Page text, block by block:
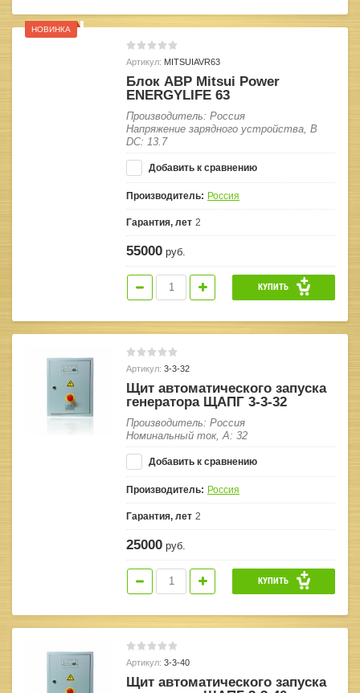
НОВИНКА
Артикул: MITSUIAVR63
Блок АВР Mitsui Power
ENERGYLIFE 63
Производитель: Россия
Напряжение зарядного устройства, В
DC: 13.7
Добавить к сравнению
Производитель: Россия
Гарантия, лет 2
55000 руб.
КУПИТЬ
Артикул: 3-3-32
Щит автоматического запуска
генератора ЩАПГ 3-3-32
Производитель: Россия
Номинальный ток, А: 32
Добавить к сравнению
Производитель: Россия
Гарантия, лет 2
25000 руб.
КУПИТЬ
Артикул: 3-3-40
Щит автоматического запуска